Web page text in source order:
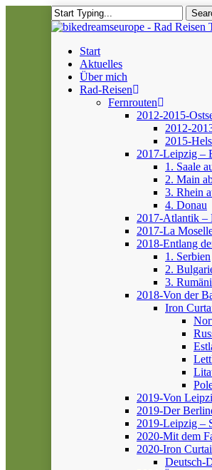
Close
Menu
Start
Aktuelles
Über mich
Rad-Reisen
Fernrouten
2012-2015-
2012-
2015-
2017-Leipzig –
1. Saale
2. Main
3. Rhein
4. Donau
2017-Atlantik –
2017-La
2018-Entlang
1. Serbien
2.
3.
2018-Von der
Iron
2019-Von
2019-Der
2019-Leipzig –
2020-Mit dem
2020-Iron
Deutsch-